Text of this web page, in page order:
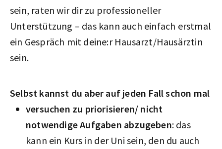
sein, raten wir dir zu professioneller
Unterstützung – das kann auch einfach erstmal
ein Gespräch mit deine:r Hausarzt/Hausärztin
sein.
Selbst kannst du aber auf jeden Fall schon mal
versuchen zu priorisieren/ nicht
notwendige Aufgaben abzugeben: das
kann ein Kurs in der Uni sein, den du auch